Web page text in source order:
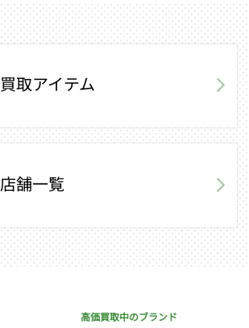
買取アイテム
店舗一覧
高価買取中のブランド